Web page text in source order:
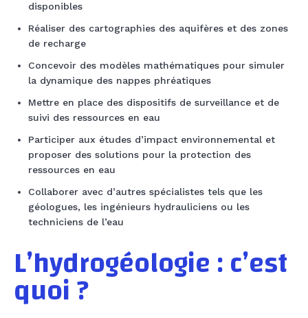
disponibles
Réaliser des cartographies des aquifères et des zones
de recharge
Concevoir des modèles mathématiques pour simuler
la dynamique des nappes phréatiques
Mettre en place des dispositifs de surveillance et de
suivi des ressources en eau
Participer aux études d’impact environnemental et
proposer des solutions pour la protection des
ressources en eau
Collaborer avec d’autres spécialistes tels que les
géologues, les ingénieurs hydrauliciens ou les
techniciens de l’eau
L’hydrogéologie : c’est
quoi ?